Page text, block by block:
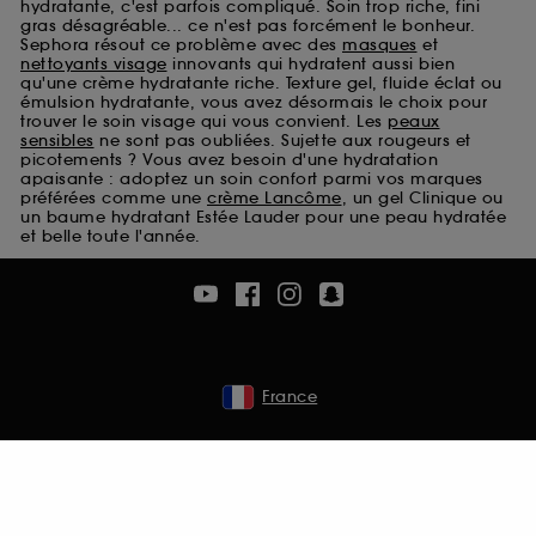
hydratante, c'est parfois compliqué. Soin trop riche, fini
gras désagréable... ce n'est pas forcément le bonheur.
Sephora résout ce problème avec des masques et
nettoyants visage innovants qui hydratent aussi bien
qu'une crème hydratante riche. Texture gel, fluide éclat ou
émulsion hydratante, vous avez désormais le choix pour
trouver le soin visage qui vous convient. Les peaux
sensibles ne sont pas oubliées. Sujette aux rougeurs et
picotements ? Vous avez besoin d'une hydratation
apaisante : adoptez un soin confort parmi vos marques
préférées comme une crème Lancôme, un gel Clinique ou
un baume hydratant Estée Lauder pour une peau hydratée
et belle toute l'année.
France
Cookies de sécurisation des paiements en ligne :
ils nous permettent de lutter notamment contre les
fraudes aux moyens de paiement et les
usurpations d’identité.
Cookies fonctionnels :il s’agit de cookies
permettant l’affichage et/ou la fourniture de
certaines fonctionnalités du site, tel que les
cookies d’authentification qui sont utilisés afin de
vous faire bénéficier de l’authentification
prolongée vous permettant d’accéder à votre
sans saisir à nouveau votre identifiant et mot de
A l'exception des cookies techniques, le dépôt et la
pouvez personnaliser vos choix concernant le dépôt